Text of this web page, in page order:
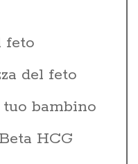
feto
del feto
bambino
HCG